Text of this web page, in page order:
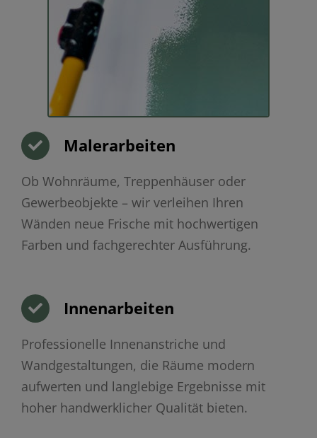
Malerarbeiten
Ob Wohnräume, Treppenhäuser oder
Gewerbeobjekte – wir verleihen Ihren
Wänden neue Frische mit hochwertigen
Farben und fachgerechter Ausführung.
Innenarbeiten
Professionelle Innenanstriche und
Wandgestaltungen, die Räume modern
aufwerten und langlebige Ergebnisse mit
hoher handwerklicher Qualität bieten.